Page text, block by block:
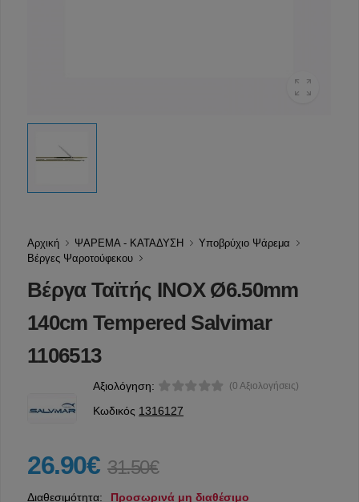
Αρχική ΨΑΡΕΜΑ - ΚΑΤΑΔΥΣΗ
Υποβρύχιο Ψάρεμα
Βέργες Ψαροτούφεκου
Βέργα Ταϊτής INOX Ø6.50mm
140cm Tempered Salvimar
1106513
Αξιολόγηση: (0 Αξιολογήσεις)
Κωδικός 1316127
26.90€ 31.50€
Διαθεσιμότητα: Προσωρινά μη διαθέσιμο